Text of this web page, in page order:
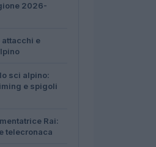
2026-
e
sci alpino:
e spigoli
Rai:
telecronaca